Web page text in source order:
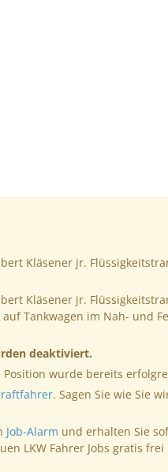
Kläsener jr.
Kläsener jr.
Tankwagen im Nah- und
deaktiviert.
wurde bereits
. Sagen Sie wie Sie
Job-Alarm und erhalten Sie
LKW Fahrer Jobs gratis frei